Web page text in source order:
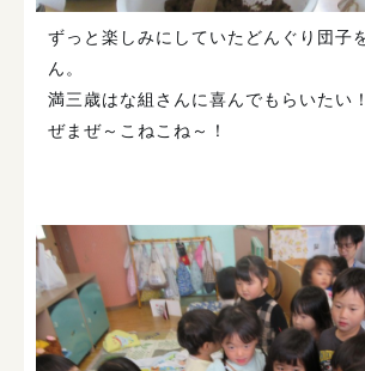
ずっと楽しみにしていたどんぐり団子
ん。
満三歳はな組さんに喜んでもらいたい
ぜまぜ～こねこね～！